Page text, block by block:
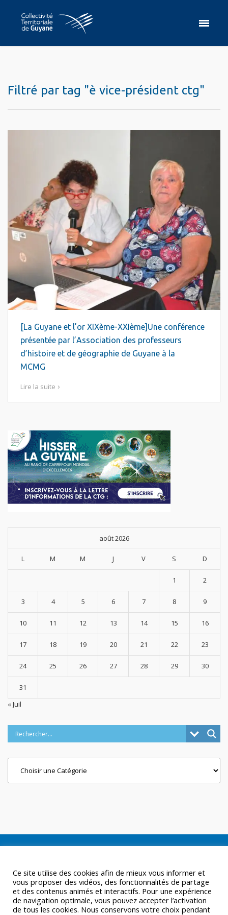
Filtré par tag "è vice-président ctg"
[La Guyane et l’or XIXème-XXIème]Une conférence
présentée par l’Association des professeurs
d’histoire et de géographie de Guyane à la
MCMG
Lire la suite
août 2026
L M M J V S D
1 2
3 4 5 6 7 8 9
10 11 12 13 14 15 16
17 18 19 20 21 22 23
24 25 26 27 28 29 30
31
« Juil
Ce site utilise des cookies afin de mieux vous informer et
vous proposer des vidéos, des fonctionnalités de partage
et des contenus animés et interactifs. Pour une expérience
de navigation optimale, vous pouvez accepter l’activation
de tous les cookies. Nous conservons votre choix pendant